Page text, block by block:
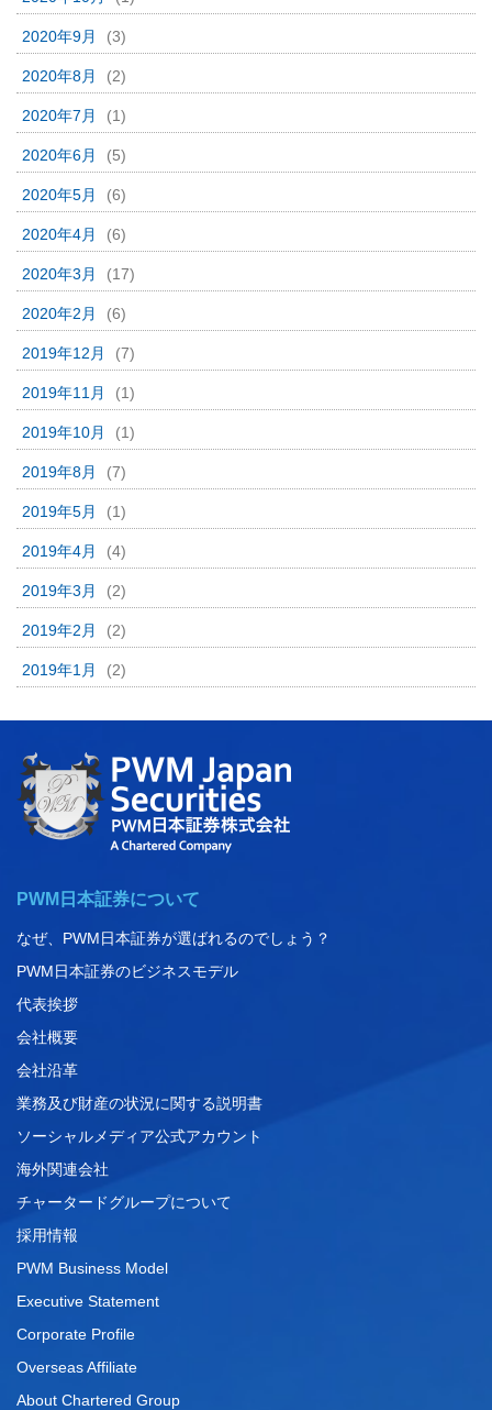
2020年9月 (3)
2020年8月 (2)
2020年7月 (1)
2020年6月 (5)
2020年5月 (6)
2020年4月 (6)
2020年3月 (17)
2020年2月 (6)
2019年12月 (7)
2019年11月 (1)
2019年10月 (1)
2019年8月 (7)
2019年5月 (1)
2019年4月 (4)
2019年3月 (2)
2019年2月 (2)
2019年1月 (2)
PWM日本証券について
なぜ、PWM日本証券が選ばれるのでしょう？
PWM日本証券のビジネスモデル
代表挨拶
会社概要
会社沿革
業務及び財産の状況に関する説明書
ソーシャルメディア公式アカウント
海外関連会社
チャータードグループについて
採用情報
PWM Business Model
Executive Statement
Corporate Profile
Overseas Affiliate
About Chartered Group